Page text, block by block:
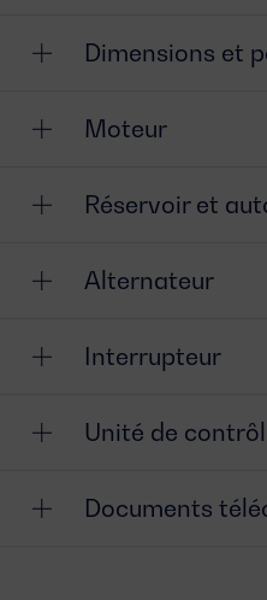
Dimensions et
Moteur
Réservoir et
Alternateur
Interrupteur
Unité de
Documents